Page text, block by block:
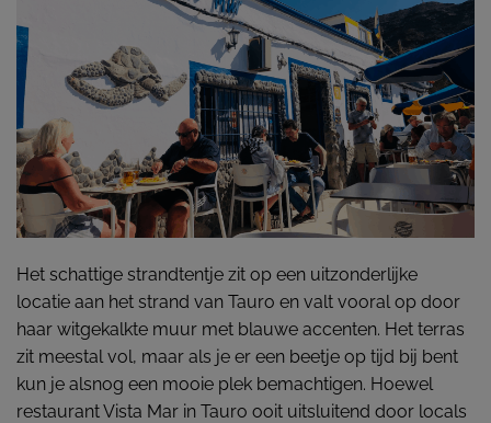
Het schattige strandtentje zit op een uitzonderlijke
locatie aan het strand van Tauro en valt vooral op door
haar witgekalkte muur met blauwe accenten. Het terras
zit meestal vol, maar als je er een beetje op tijd bij bent
kun je alsnog een mooie plek bemachtigen. Hoewel
restaurant Vista Mar in Tauro ooit uitsluitend door locals